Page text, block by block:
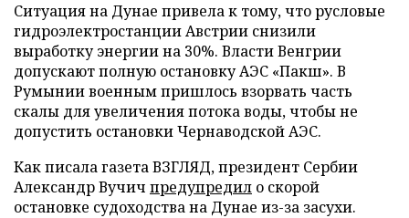
Ситуация на Дунае привела к тому, что русловые
гидроэлектростанции Австрии снизили
выработку энергии на 30%. Власти Венгрии
допускают полную остановку АЭС «Пакш». В
Румынии военным пришлось взорвать часть
скалы для увеличения потока воды, чтобы не
допустить остановки Чернаводской АЭС.
Как писала газета ВЗГЛЯД, президент Сербии
Александр Вучич предупредил о скорой
остановке судоходства на Дунае из-за засухи.